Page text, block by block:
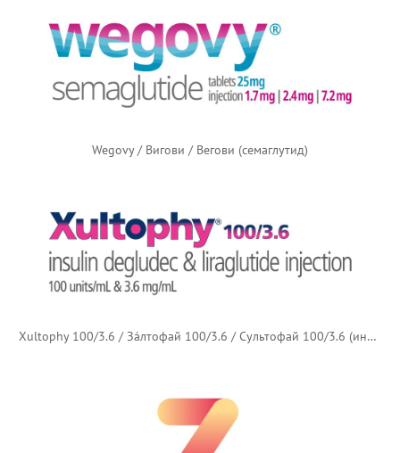
Wegovy / Вигови / Вегови (семаглутид)
Xultophy 100/3.6 / Зáлтофай 100/3.6 / Сультофай 100/3.6 (инсулин деглудек + лираглутид)